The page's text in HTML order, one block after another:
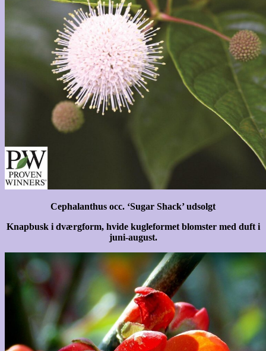
Cephalanthus occ. ‘Sugar Shack’ udsolgt
Knapbusk i dværgform, hvide kugleformet blomster med duft i
juni-august.